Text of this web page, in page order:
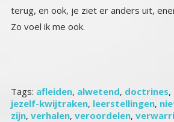
Zo voel ik me ook.
Tags: afleiden, alwetend, doctrines,
jezelf-kwijtraken, leerstellingen,
zijn, verhalen, veroordelen,